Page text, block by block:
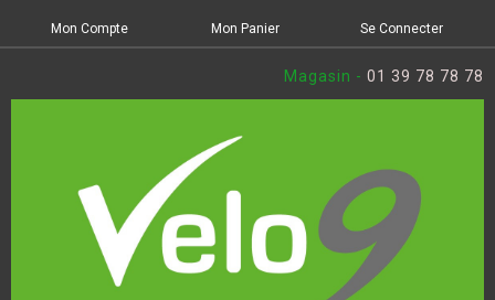
Mon Compte Mon Panier Se Connecter
Magasin - 01 39 78 78 78